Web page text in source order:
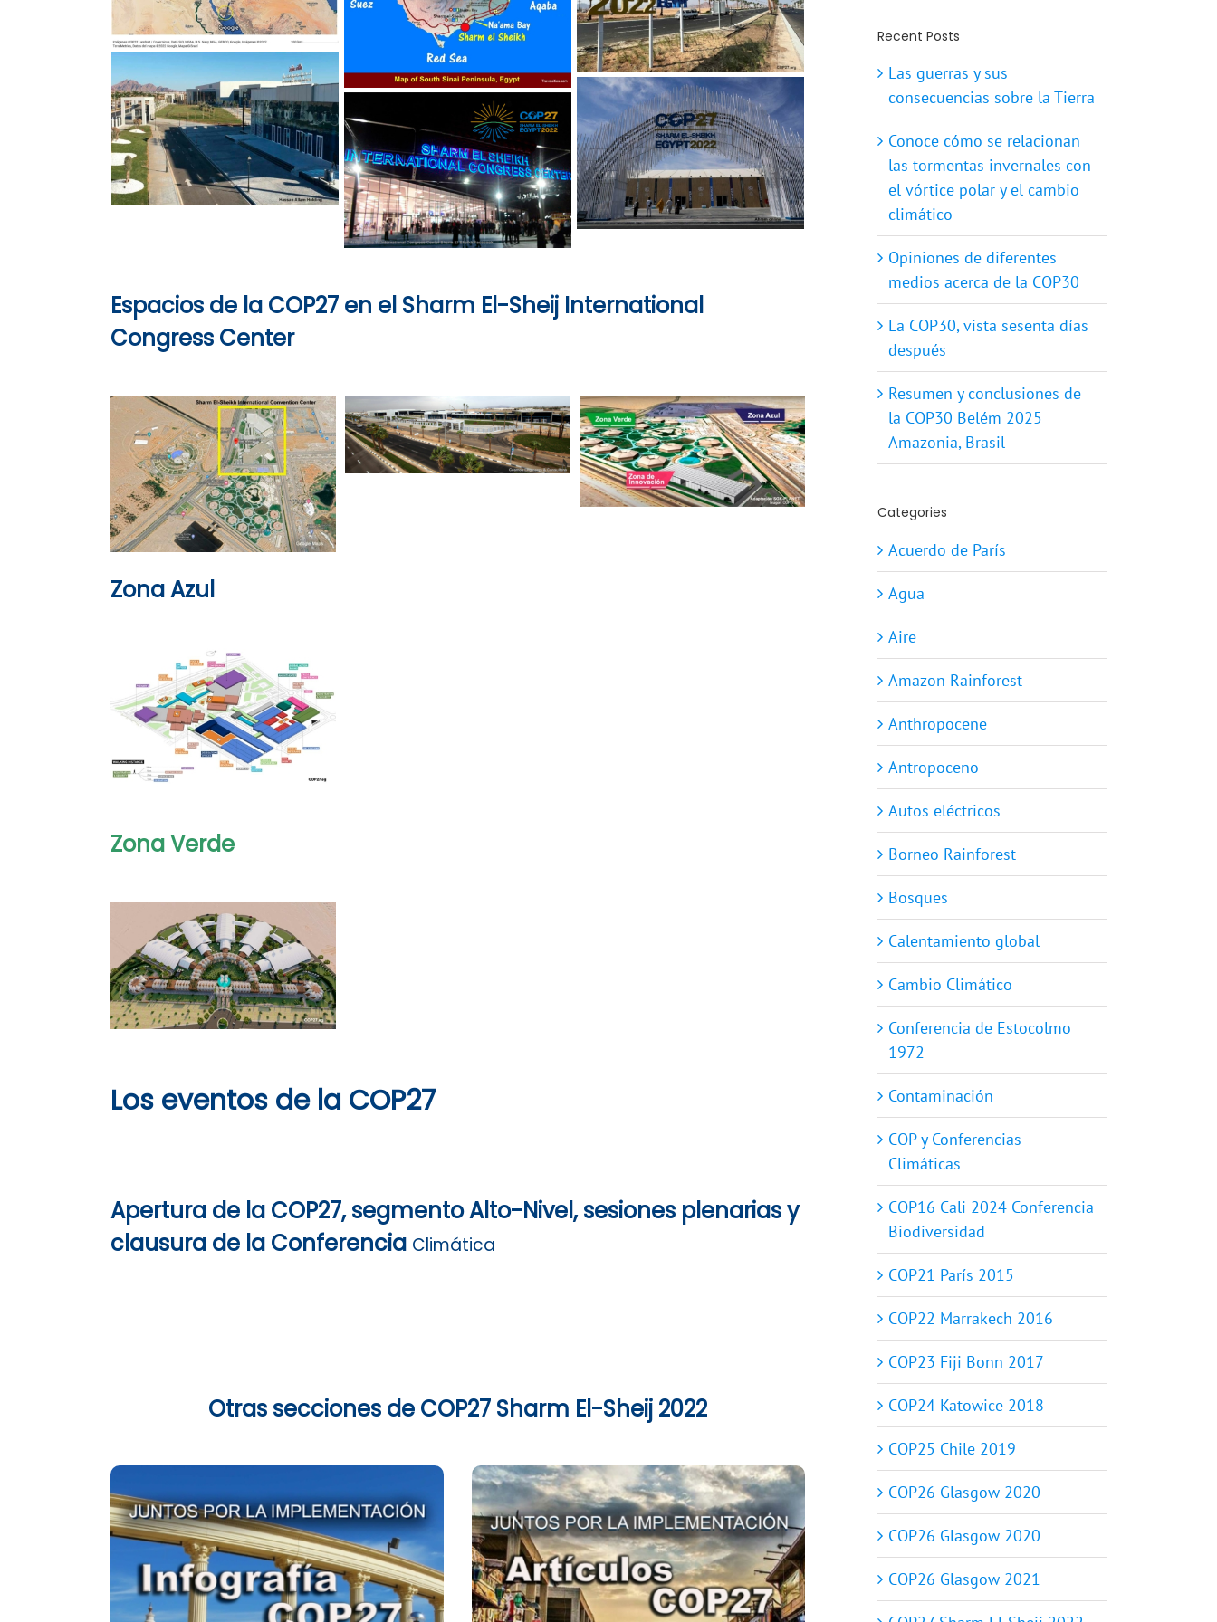
Espacios de la COP27 en el Sharm El-Sheij International
Congress Center
Zona Azul
Zona Verde
Los eventos de la COP27
Apertura de la COP27, segmento Alto-Nivel, sesiones plenarias y
clausura de la Conferencia Climática
Otras secciones de COP27 Sharm El-Sheij 2022
Recent Posts
Las guerras y sus
consecuencias sobre la Tierra
Conoce cómo se relacionan
las tormentas invernales con
el vórtice polar y el cambio
climático
Opiniones de diferentes
medios acerca de la COP30
La COP30, vista sesenta días
después
Resumen y conclusiones de
la COP30 Belém 2025
Amazonia, Brasil
Categories
Acuerdo de París
Agua
Aire
Amazon Rainforest
Anthropocene
Antropoceno
Autos eléctricos
Borneo Rainforest
Bosques
Calentamiento global
Cambio Climático
Conferencia de Estocolmo
1972
Contaminación
COP y Conferencias
Climáticas
COP16 Cali 2024 Conferencia
Biodiversidad
COP21 París 2015
COP22 Marrakech 2016
COP23 Fiji Bonn 2017
COP24 Katowice 2018
COP25 Chile 2019
COP26 Glasgow 2020
COP26 Glasgow 2020
COP26 Glasgow 2021